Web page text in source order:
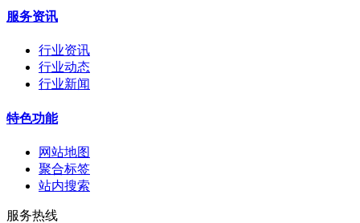
服务资讯
行业资讯
行业动态
行业新闻
特色功能
网站地图
聚合标签
站内搜索
服务热线